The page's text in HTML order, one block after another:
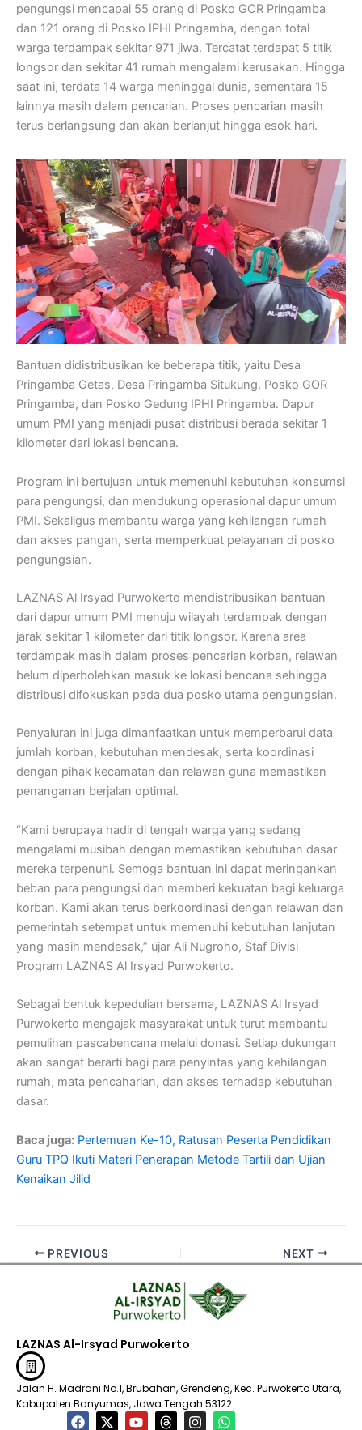
pengungsi mencapai 55 orang di Posko GOR Pringamba
dan 121 orang di Posko IPHI Pringamba, dengan total
warga terdampak sekitar 971 jiwa. Tercatat terdapat 5 titik
longsor dan sekitar 41 rumah mengalami kerusakan. Hingga
saat ini, terdata 14 warga meninggal dunia, sementara 15
lainnya masih dalam pencarian. Proses pencarian masih
terus berlangsung dan akan berlanjut hingga esok hari.
Bantuan didistribusikan ke beberapa titik, yaitu Desa
Pringamba Getas, Desa Pringamba Situkung, Posko GOR
Pringamba, dan Posko Gedung IPHI Pringamba. Dapur
umum PMI yang menjadi pusat distribusi berada sekitar 1
kilometer dari lokasi bencana.
Program ini bertujuan untuk memenuhi kebutuhan konsumsi
para pengungsi, dan mendukung operasional dapur umum
PMI. Sekaligus membantu warga yang kehilangan rumah
dan akses pangan, serta memperkuat pelayanan di posko
pengungsian.
LAZNAS Al Irsyad Purwokerto mendistribusikan bantuan
dari dapur umum PMI menuju wilayah terdampak dengan
jarak sekitar 1 kilometer dari titik longsor. Karena area
terdampak masih dalam proses pencarian korban, relawan
belum diperbolehkan masuk ke lokasi bencana sehingga
distribusi difokuskan pada dua posko utama pengungsian.
Penyaluran ini juga dimanfaatkan untuk memperbarui data
jumlah korban, kebutuhan mendesak, serta koordinasi
dengan pihak kecamatan dan relawan guna memastikan
penanganan berjalan optimal.
“Kami berupaya hadir di tengah warga yang sedang
mengalami musibah dengan memastikan kebutuhan dasar
mereka terpenuhi. Semoga bantuan ini dapat meringankan
beban para pengungsi dan memberi kekuatan bagi keluarga
korban. Kami akan terus berkoordinasi dengan relawan dan
pemerintah setempat untuk memenuhi kebutuhan lanjutan
yang masih mendesak,” ujar Ali Nugroho, Staf Divisi
Program LAZNAS Al Irsyad Purwokerto.
Sebagai bentuk kepedulian bersama, LAZNAS Al Irsyad
Purwokerto mengajak masyarakat untuk turut membantu
pemulihan pascabencana melalui donasi. Setiap dukungan
akan sangat berarti bagi para penyintas yang kehilangan
rumah, mata pencaharian, dan akses terhadap kebutuhan
dasar.
Baca juga: Pertemuan Ke-10, Ratusan Peserta Pendidikan
Guru TPQ Ikuti Materi Penerapan Metode Tartili dan Ujian
Kenaikan Jilid
PREVIOUS NEXT
LAZNAS Al-Irsyad Purwokerto
Jalan H. Madrani No.1, Brubahan, Grendeng, Kec. Purwokerto Utara,
Kabupaten Banyumas, Jawa Tengah 53122​
F
X
Y
T
I
W